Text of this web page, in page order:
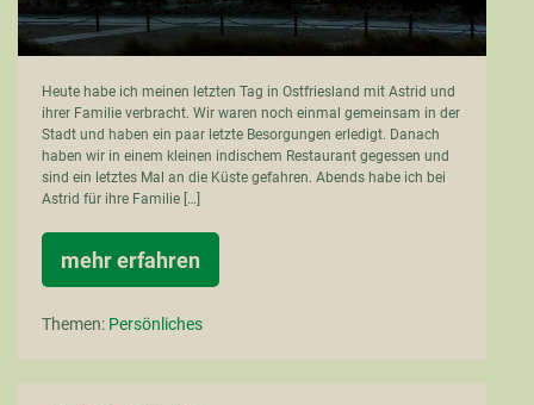
Heute habe ich meinen letzten Tag in Ostfriesland mit Astrid und
ihrer Familie verbracht. Wir waren noch einmal gemeinsam in der
Stadt und haben ein paar letzte Besorgungen erledigt. Danach
haben wir in einem kleinen indischem Restaurant gegessen und
sind ein letztes Mal an die Küste gefahren. Abends habe ich bei
Astrid für ihre Familie […]
mehr erfahren
Adieu
la
mer
Themen: Persönliches